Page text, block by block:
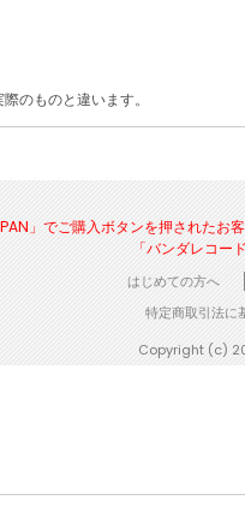
のものと違います。
」でご購入ボタンを押されたお
「バンダレコー
はじめての方へ
特定商取引法に
Copyright (c)